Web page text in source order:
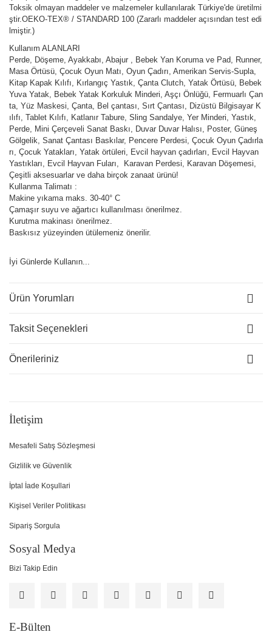
Toksik olmayan maddeler ve malzemeler kullanılarak Türkiye'de üretilmi
ştir.OEKO-TEX® / STANDARD 100 (Zararlı maddeler açısından test edi
lmiştir.)
Kullanım ALANLARI
Perde, Döşeme, Ayakkabı, Abajur , Bebek Yan Koruma ve Pad, Runner,
Masa Örtüsü, Çocuk Oyun Matı, Oyun Çadırı, Amerikan Servis-Supla,
Kitap Kapak Kılıfı, Kırlangıç Yastık, Çanta Clutch, Yatak Örtüsü, Bebek
Yuva Yatak, Bebek Yatak Korkuluk Minderi, Aşçı Önlüğü, Fermuarlı Çan
ta, Yüz Maskesi, Çanta, Bel çantası, Sırt Çantası, Dizüstü Bilgisayar K
ılıfı, Tablet Kılıfı, Katlanır Tabure, Sling Sandalye, Yer Minderi, Yastık,
Perde, Mini Çerçeveli Sanat Baskı, Duvar Duvar Halısı, Poster, Güneş
Gölgelik, Sanat Çantası Baskılar, Pencere Perdesi, Çocuk Oyun Çadırla
rı, Çocuk Yatakları, Yatak örtüleri, Evcil hayvan çadırları, Evcil Hayvan
Yastıkları, Evcil Hayvan Fuları, Karavan Perdesi, Karavan Döşemesi,
Çeşitli aksesuarlar ve daha birçok zanaat ürünü!
Kullanma Talimatı :
Makine yıkama maks. 30-40° C
Çamaşır suyu ve ağartıcı kullanılması önerilmez.
Kurutma makinası önerilmez.
Baskısız yüzeyinden ütülemeniz önerilir.
İyi Günlerde Kullanın...
Ürün Yorumları
Taksit Seçenekleri
Önerileriniz
İletişim
Mesafeli Satış Sözleşmesi
Gizlilik ve Güvenlik
İptal İade Koşullari
Kişisel Veriler Politikası
Sipariş Sorgula
Sosyal Medya
Bizi Takip Edin
E-Bülten